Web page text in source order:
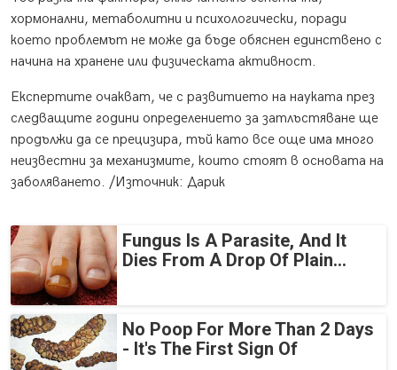
хормонални, метаболитни и психологически, поради
което проблемът не може да бъде обяснен единствено с
начина на хранене или физическата активност.
Експертите очакват, че с развитието на науката през
следващите години определението за затлъстяване ще
продължи да се прецизира, тъй като все още има много
неизвестни за механизмите, които стоят в основата на
заболяването. /Източник: Дарик
Fungus Is A Parasite, And It
Dies From A Drop Of Plain...
No Poop For More Than 2 Days
- It's The First Sign Of